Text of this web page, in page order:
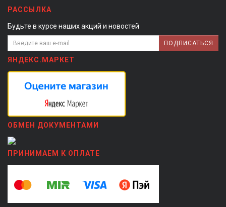
РАССЫЛКА
Будьте в курсе наших акций и новостей
ПОДПИСАТЬСЯ
ЯНДЕКС.МАРКЕТ
ОБМЕН ДОКУМЕНТАМИ
ПРИНИМАЕМ К ОПЛАТЕ